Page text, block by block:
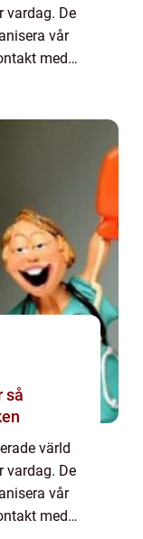
vardag. De
vår
med
värld
vardag. De
vår
med